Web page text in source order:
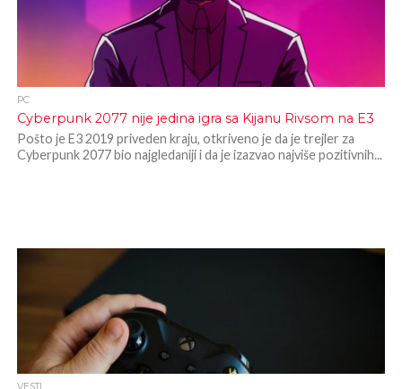
PC
Cyberpunk 2077 nije jedina igra sa Kijanu Rivsom na E3
Pošto je E3 2019 priveden kraju, otkriveno je da je trejler za
Cyberpunk 2077 bio najgledaniji i da je izazvao najviše pozitivnih...